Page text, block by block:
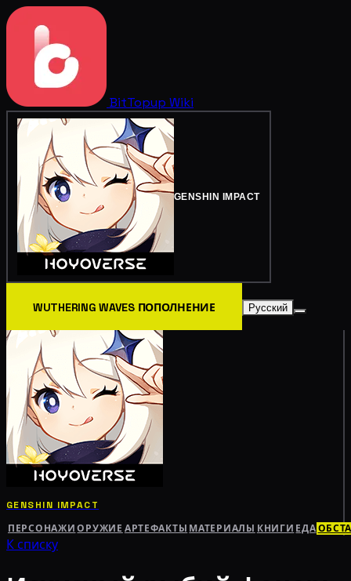
BitTopup Wiki
GENSHIN IMPACT
WUTHERING WAVES ПОПОЛНЕНИЕ Русский
GENSHIN IMPACT
ПЕРСОНАЖИ ОРУЖИЕ АРТЕФАКТЫ МАТЕРИАЛЫ КНИГИ ЕДА
К списку